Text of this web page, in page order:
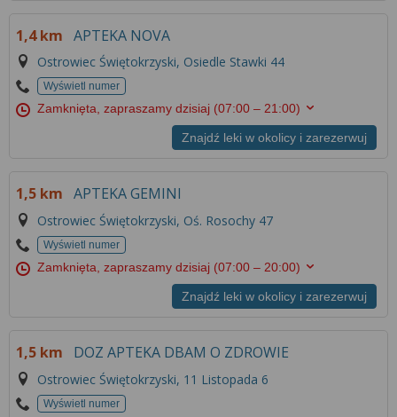
1,4 km APTEKA NOVA
Ostrowiec Świętokrzyski, Osiedle Stawki 44
Wyświetl numer
Zamknięta, zapraszamy dzisiaj (07:00 – 21:00)
Znajdź leki w okolicy i zarezerwuj
1,5 km APTEKA GEMINI
Ostrowiec Świętokrzyski, Oś. Rosochy 47
Wyświetl numer
Zamknięta, zapraszamy dzisiaj (07:00 – 20:00)
Znajdź leki w okolicy i zarezerwuj
1,5 km DOZ APTEKA DBAM O ZDROWIE
Ostrowiec Świętokrzyski, 11 Listopada 6
Wyświetl numer